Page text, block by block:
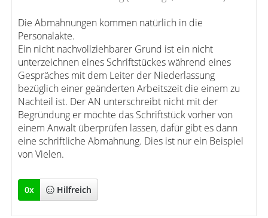
Die Abmahnungen kommen natürlich in die
Personalakte.
Ein nicht nachvollziehbarer Grund ist ein nicht
unterzeichnen eines Schriftstückes während eines
Gespräches mit dem Leiter der Niederlassung
bezüglich einer geänderten Arbeitszeit die einem zu
Nachteil ist. Der AN unterschreibt nicht mit der
Begründung er möchte das Schriftstück vorher von
einem Anwalt überprüfen lassen, dafür gibt es dann
eine schriftliche Abmahnung. Dies ist nur ein Beispiel
von Vielen.
0x Hilfreich